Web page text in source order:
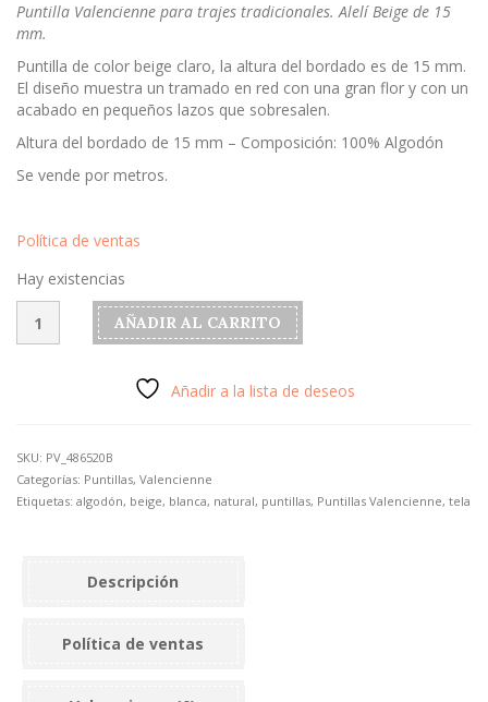
Puntilla Valencienne para trajes tradicionales. Alelí Beige de 15
mm.
Puntilla de color beige claro, la altura del bordado es de 15 mm.
El diseño muestra un tramado en red con una gran flor y con un
acabado en pequeños lazos que sobresalen.
Altura del bordado de 15 mm – Composición: 100% Algodón
Se vende por metros.
Política de ventas
Hay existencias
Valencienne,
cantidad
AÑADIR AL CARRITO
Añadir a la lista de deseos
SKU: PV_486520B
Categorías: Puntillas, Valencienne
Etiquetas: algodón, beige, blanca, natural, puntillas, Puntillas Valencienne, tela
Descripción
Política de ventas